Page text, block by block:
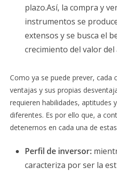
plazo.Así, la compra y
instrumentos se
extensos y se busca el
crecimiento del valor
Como ya se puede prever, cada
ventajas y sus propias
requieren habilidades, aptitudes
diferentes. Es por ello que, a
detenernos en cada una de
Perfil de inversor:
caracteriza por ser la